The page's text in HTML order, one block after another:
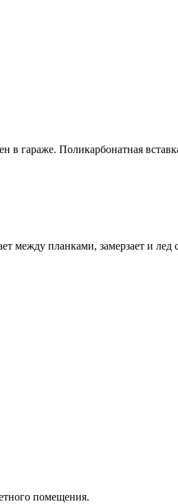
гараже. Поликарбонатная
между планками, замерзает и лед
помещения.